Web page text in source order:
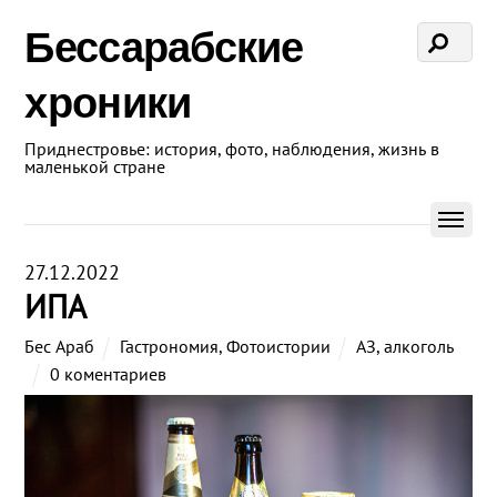
Бессарабские
хроники
Приднестровье: история, фото, наблюдения, жизнь в
маленькой стране
27.12.2022
ИПА
Бес Араб Гастрономия,Фотоистории АЗ, алкоголь
0 коментариев